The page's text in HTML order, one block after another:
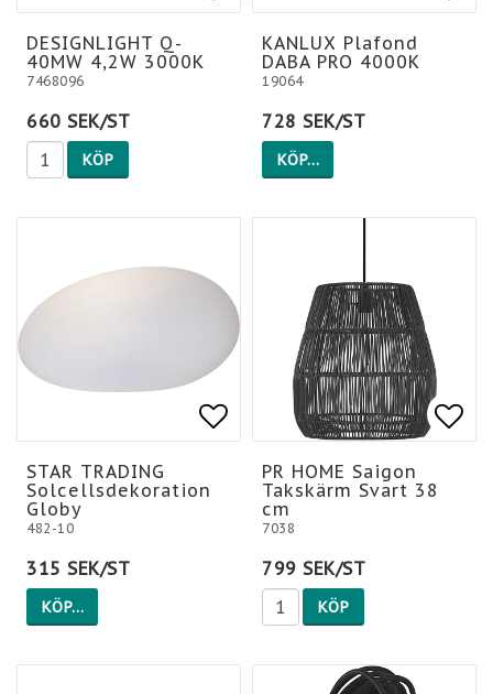
Lägg till i
DESIGNLIGHT Q-
40MW 4,2W 3000K
7468096
660 SEK/ST
KÖP
KANLUX Plafond
DABA PRO 4000K
19064
728 SEK/ST
KÖP…
Lägg till i
Lägg till i
STAR TRADING
Solcellsdekoration
Globy
482-10
315 SEK/ST
KÖP…
PR HOME Saigon
Takskärm Svart 38
cm
7038
799 SEK/ST
KÖP